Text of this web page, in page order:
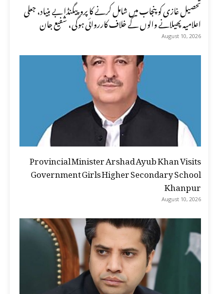
تحصیل غازی کو پنجاب میں شامل کرنے کا پروپیگنڈا بے بنیاد، جعلی
اعلامیہ پھیلانے والوں کے خلاف کارروائی ہوگی، شفیع جان
August 10, 2026
Provincial Minister Arshad Ayub Khan Visits
Government Girls Higher Secondary School
Khanpur
August 10, 2026